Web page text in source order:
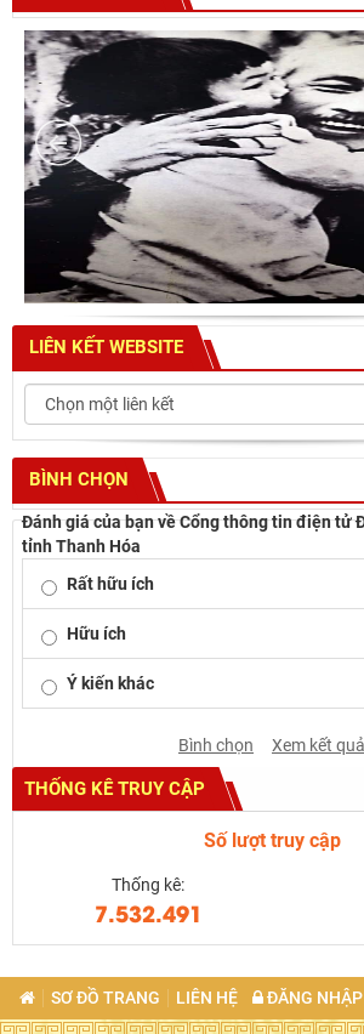
LIÊN KẾT WEBSITE
BÌNH CHỌN
Đánh giá của bạn về Cổng thông tin điện tử
tỉnh Thanh Hóa
Rất hữu ích
Hữu ích
Ý kiến khác
Bình chọn Xem kết quả
THỐNG KÊ TRUY CẬP
Số lượt truy cập
Thống kê:
7.532.491
SƠ ĐỒ TRANG LIÊN HỆ ĐĂNG NHẬP